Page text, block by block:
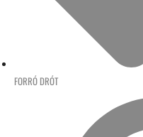
FORRÓ DRÓT